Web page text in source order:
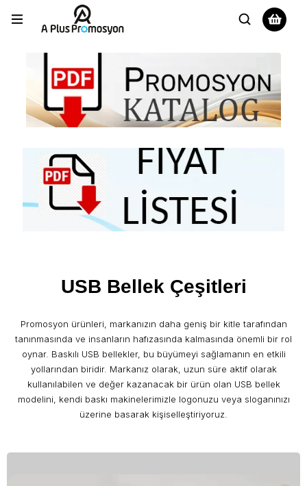
USB Bellek Çeşitleri
Promosyon ürünleri, markanızın daha geniş bir kitle tarafından
tanınmasında ve insanların hafızasında kalmasında önemli bir rol
oynar. Baskılı USB bellekler, bu büyümeyi sağlamanın en etkili
yollarından biridir. Markanız olarak, uzun süre aktif olarak
kullanılabilen ve değer kazanacak bir ürün olan USB bellek
modelini, kendi baskı makinelerimizle logonuzu veya sloganınızı
üzerine basarak kişiselleştiriyoruz.